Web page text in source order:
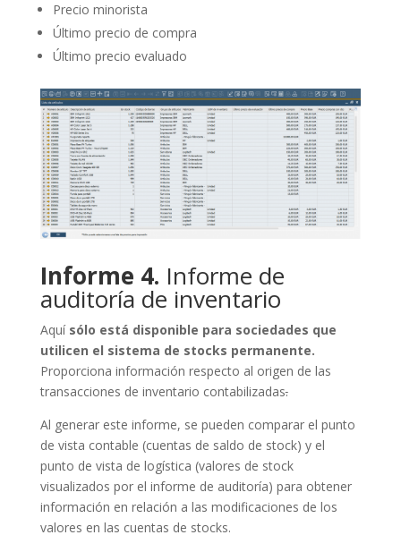
Precio minorista
Último precio de compra
Último precio evaluado
Informe 4. Informe de
auditoría de inventario
Aquí sólo está disponible para sociedades que
utilicen el sistema de stocks permanente.
Proporciona información respecto al origen de las
transacciones de inventario contabilizadas.
Al generar este informe, se pueden comparar el punto
de vista contable (cuentas de saldo de stock) y el
punto de vista de logística (valores de stock
visualizados por el informe de auditoría) para obtener
información en relación a las modificaciones de los
valores en las cuentas de stocks.